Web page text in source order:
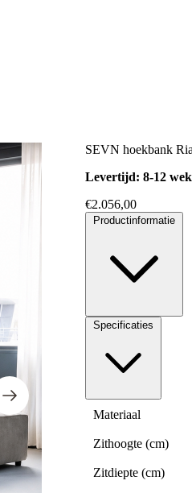
SEVN hoekbank
Levertijd: 8-12
€2.056,00
Productinformatie
Specificaties
Materiaal
Zithoogte (cm)
Zitdiepte (cm)